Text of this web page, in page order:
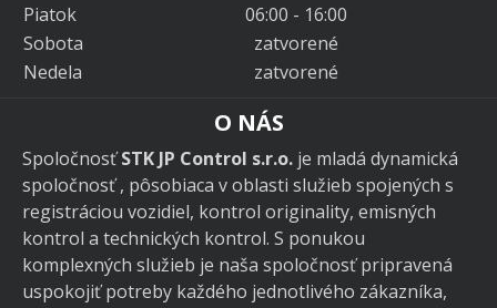
Piatok
06:00 - 16:00
Sobota
zatvorené
Nedela
zatvorené
O NÁS
SpoločnosťSTK JP Control s.r.o. je mladá dynamická
spoločnosť , pôsobiaca v oblasti služieb spojených s
registráciou vozidiel, kontrol originality, emisných
kontrol a technických kontrol. S ponukou
komplexných služieb je naša spoločnosť pripravená
uspokojiť potreby každého jednotlivého zákazníka,